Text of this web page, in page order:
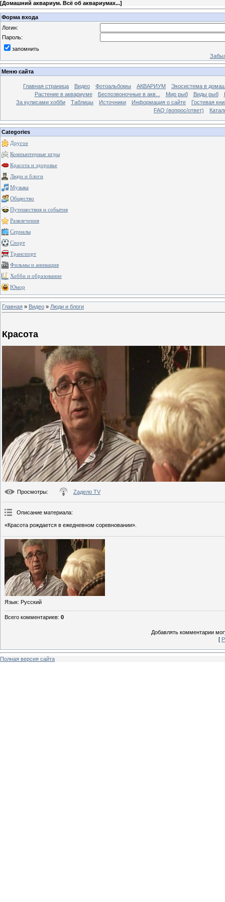
[Домашний аквариум. Всё об аквариумах...]
Форма входа
Логин:
Пароль:
запомнить
Меню сайта
Главная страница Видео Фотоальбомы АКВАРИУМ
Экосистема в
Растение в аквариуме
Беспозвоночные в акв... Мир рыб Виды рыб
За кулисами хобби
Таблицы Источники Информация о сайте
Гостевая
FAQ (вопрос/ответ)
Categories
Другое
Компьютерные игры
Красота и здоровье
Люди и блоги
Музыка
Общество
Путешествия и события
Развлечения
Сериалы
Спорт
Транспорт
Фильмы и анимация
Хобби и образование
Юмор
Главная » Видео » Люди и блоги
Красота
Просмотры: Zадело TV
Описание материала:
«Красота рождается в ежедневном соревновании».
Язык: Русский
Всего комментариев: 0
Добавлять комментарии
[
Полная версия сайта